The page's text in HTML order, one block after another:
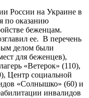
России на Украине в
по оказанию
беженцам.
ее. В перечень
делом были
для беженцев),
«Ветерок» (110),
Центр социальной
«Солнышко» (60) и
инвалидов